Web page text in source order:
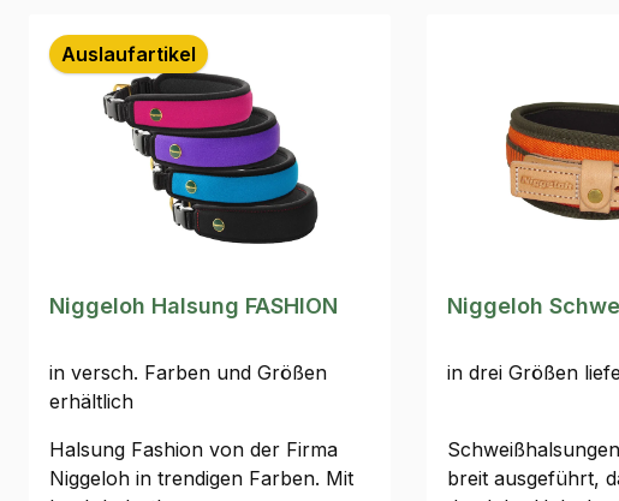
Auslaufartikel
Niggeloh Halsung FASHION
in versch. Farben und Größen
erhältlich
Halsung Fashion von der Firma
Niggeloh in trendigen Farben. Mit
Niggeloh
in drei Größen
breit ausgeführt,